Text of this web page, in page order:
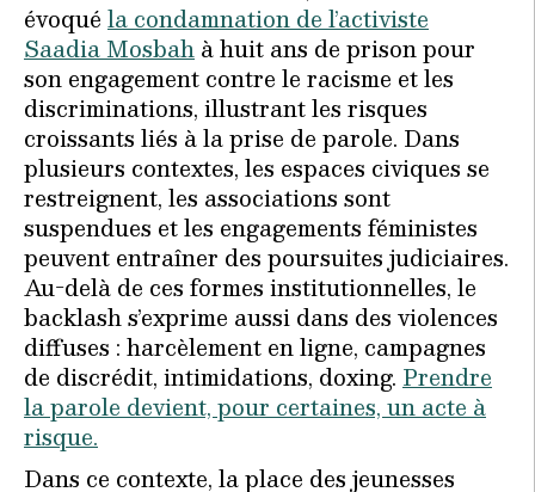
évoquéla condamnation de l’activiste
Saadia Mosbahà huit ans de prison pour
son engagement contre le racisme et les
discriminations, illustrant les risques
croissants liés à la prise de parole. Dans
plusieurs contextes, les espaces civiques se
restreignent, les associations sont
suspendues et les engagements féministes
peuvent entraîner des poursuites judiciaires.
Au-delà de ces formes institutionnelles, le
backlash s’exprime aussi dans des violences
diffuses : harcèlement en ligne, campagnes
de discrédit, intimidations, doxing.Prendre
la parole devient, pour certaines, un acte à
risque.
Dans ce contexte, la place des jeunesses